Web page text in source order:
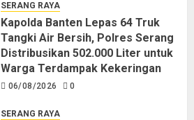
SERANG RAYA
Kapolda Banten Lepas 64 Truk
Tangki Air Bersih, Polres Serang
Distribusikan 502.000 Liter untuk
Warga Terdampak Kekeringan
06/08/2026 0
SERANG RAYA